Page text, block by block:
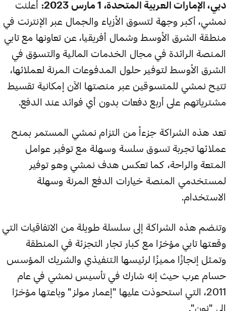
دبي، الإمارات العربية المتحدة، 1 مارس 2023:
أعلنت
نمشي، أكبر وجهة لتسوق الأزياء والجمال عبر الإنترنت في
منطقة الشرق الأوسط وشمال أفريقيا، عن تعاونها مع تابي
المنصة الرائدة في مجال الخدمات المالية والتسوّق في
الشرق الأوسط لتوفير حلول المدفوعات المرنة لعملائها،
تتيح نمشي للمتسوقين عبر منصتها الآن إمكانية تقسيط
مشترياتهم على أربع دفعات بدون أي فوائد عند الدفع.
تعد هذه الشراكة جزءاً من التزام نمشي المستمر بمنح
عملائها تجربة تسوق سلسة وسهلة مع توفير عوامل
المتعة والراحة، كما تعكس هدف نمشي وهو توفير
لمستخدمي المنصة خيارات الدفع المرنة وسهلة
الاستخدام.
وتنضم هذه الشراكة إلى سلسلة طويلة من الاتفاقيات التي
وقعتها تابي مؤخرًا مع كبار تجار التجزئة في المنطقة
وتمثل إنجازًا مميزًا لرئيسها التنفيذي والشريك المؤسس
حسام عرب حيث إنه شارك في تأسيس نمشي في عام
2011، التي استحوذت عليها "إعمار مولز" وباعتها مؤخرًا
إلى "نون".